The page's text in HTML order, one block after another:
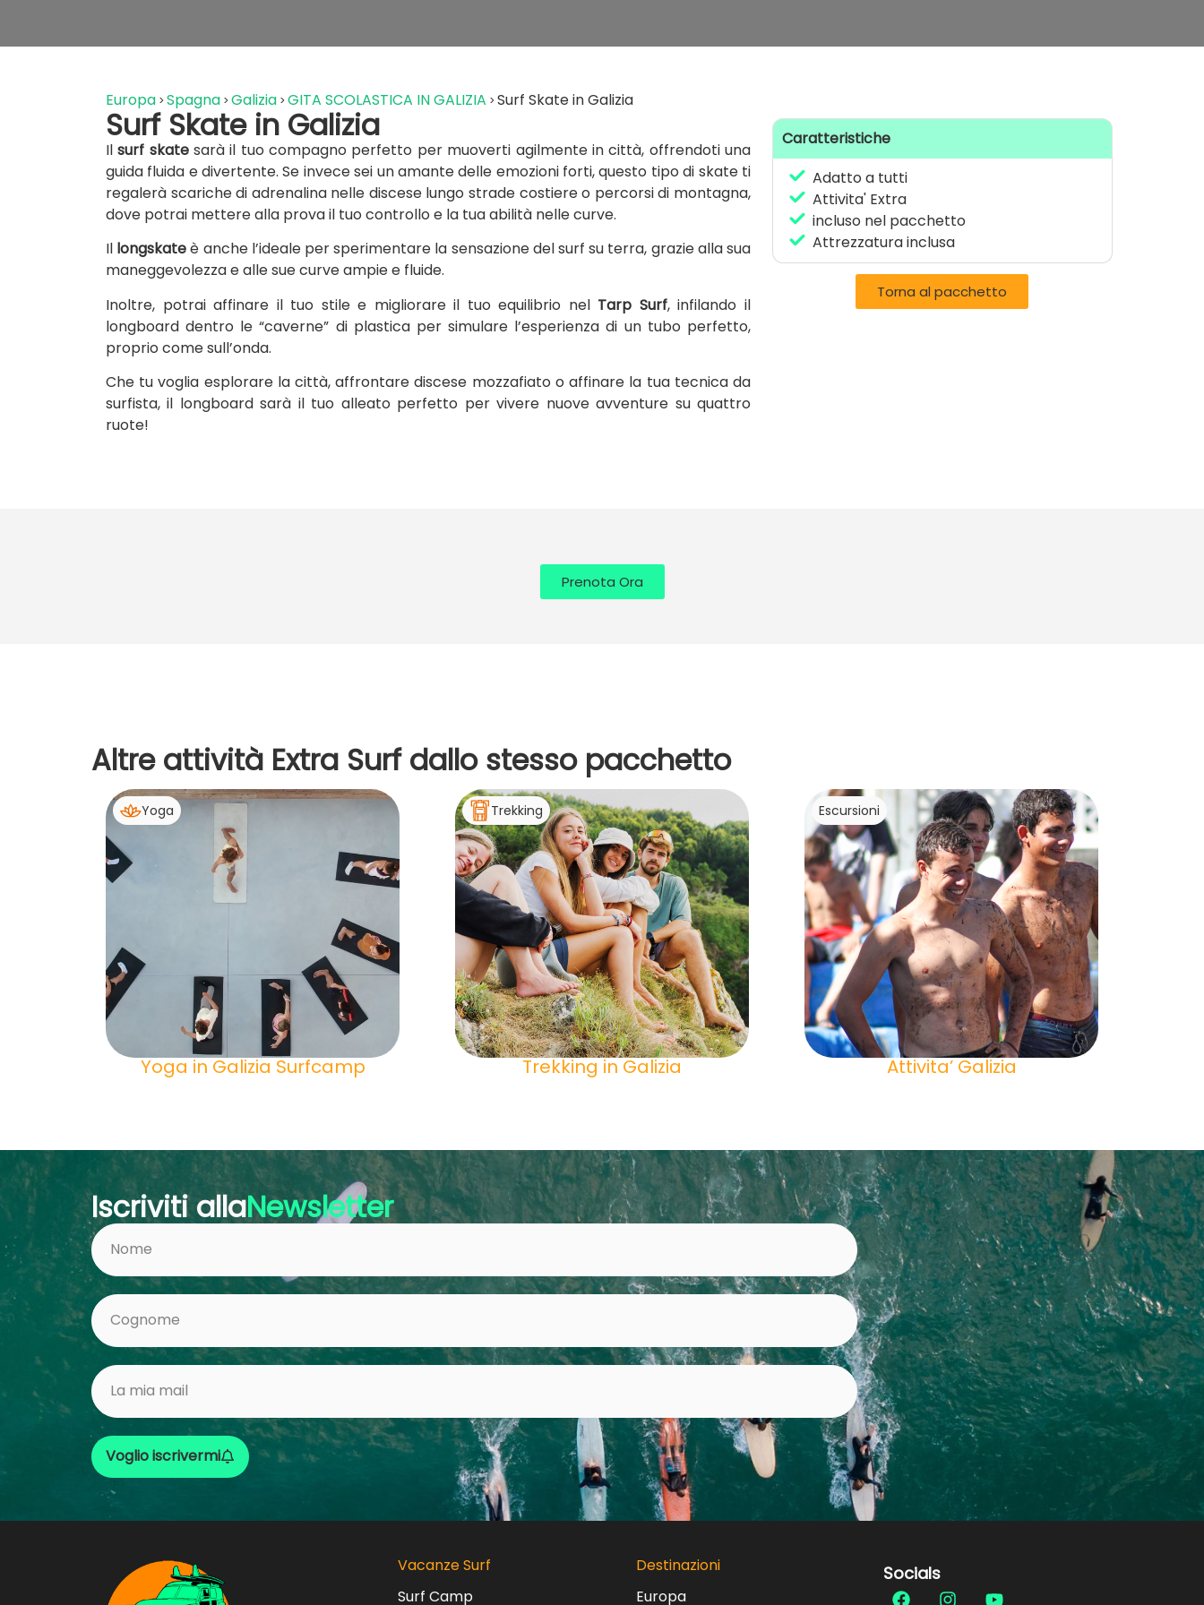
Europa Spagna Galizia GITA SCOLASTICA IN GALIZIA Surf Skate in Galizia
Surf Skate in Galizia
Ilsurf skatesarà il tuo compagno perfetto per muoverti agilmente in città, offrendoti una
guida fluida e divertente. Se invece sei un amante delle emozioni forti, questo tipo di skate ti
regalerà scariche di adrenalina nelle discese lungo strade costiere o percorsi di montagna,
dove potrai mettere alla prova il tuo controllo e la tua abilità nelle curve.
Il longskateè anche l’ideale per sperimentare la sensazione del surf su terra, grazie alla sua
maneggevolezza e alle sue curve ampie e fluide.
Inoltre, potrai affinare il tuo stile e migliorare il tuo equilibrio nel Tarp Surf, infilando il
longboard dentro le “caverne” di plastica per simulare l’esperienza di un tubo perfetto,
proprio come sull’onda.
Che tu voglia esplorare la città, affrontare discese mozzafiato o affinare la tua tecnica da
surfista, il longboard sarà il tuo alleato perfetto per vivere nuove avventure su quattro
ruote!
Caratteristiche
Adatto a tutti
Attivita' Extra
incluso nel pacchetto
Attrezzatura inclusa
Torna al pacchetto
Prenota Ora
Altre attività Extra Surf dallo stesso pacchetto
Yoga
Yoga in Galizia Surfcamp
Trekking
Trekking in Galizia
Escursioni
Attivita’ Galizia
Iscriviti allaNewsletter
Voglio iscrivermi
Vacanze Surf
Surf Camp
Destinazioni
Europa
Socials